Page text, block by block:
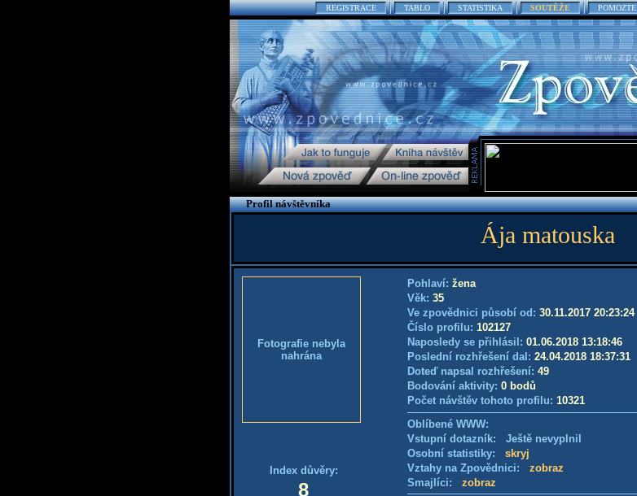
REGISTRACE TABLO STATISTIKA SOUTĚŽE POMOZTE
Profil návštěvníka
Ája matouska
Fotografie nebyla
nahrána
Index důvěry:
8
Pohlaví: žena
Věk: 35
Ve zpovědnici působí od: 30.11.2017 20:23:24
Číslo profilu: 102127
Naposledy se přihlásil: 01.06.2018 13:18:46
Poslední rozhřešení dal: 24.04.2018 18:37:31
Doteď napsal rozhřešení: 49
Bodování aktivity: 0 bodů
Počet návštěv tohoto profilu: 10321
Oblíbené WWW:
Vstupní dotazník: Ještě nevyplnil
Osobní statistiky: skryj
Vztahy na Zpovědnici: zobraz
Smajlíci: zobraz